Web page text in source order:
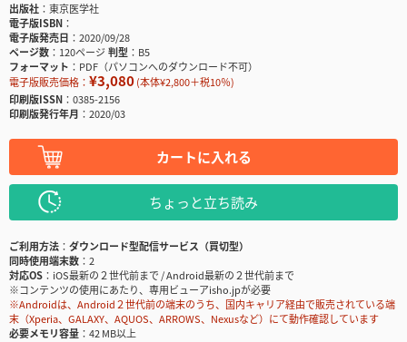
出版社
東京医学社
電子版ISBN
電子版発売日
2020/09/28
ページ数
120ページ判型
B5
フォーマット
PDF（パソコンへのダウンロード不可）
電子版販売価格： ¥3,080(本体¥2,800＋税10％)
印刷版ISSN
0385-2156
印刷版発行年月
2020/03
カートに入れる
ちょっと立ち読み
ご利用方法
ダウンロード型配信サービス（買切型）
同時使用端末数
2
対応OS
iOS最新の２世代前まで / Android最新の２世代前まで
※コンテンツの使用にあたり、専用ビューアisho.jpが必要
※Androidは、Android２世代前の端末のうち、国内キャリア経由で販売されている端
末（Xperia、GALAXY、AQUOS、ARROWS、Nexusなど）にて動作確認しています
必要メモリ容量
42 MB以上